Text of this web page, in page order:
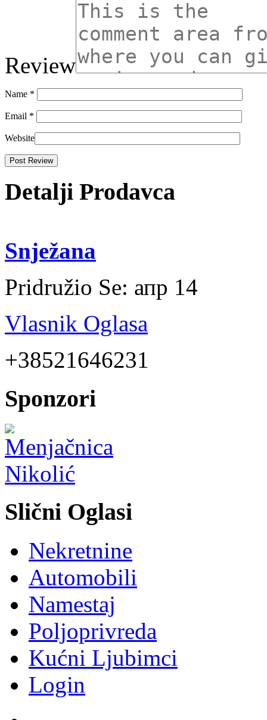
Review
Name *
Email *
Website
Detalji Prodavca
Snježana
Pridružio Se: апр 14
Vlasnik Oglasa
+38521646231
Sponzori
Slični Oglasi
Nekretnine
Automobili
Namestaj
Poljoprivreda
Kućni Ljubimci
Login